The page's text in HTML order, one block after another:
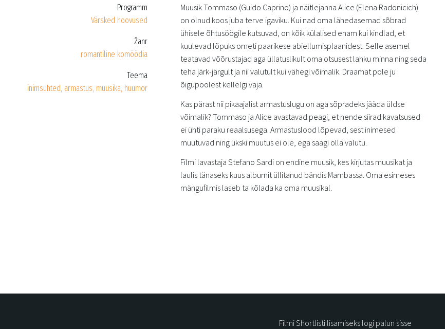
Programm
Värsked hoovused
Žanr
romantiline komöödia
Teema
inimsuhted, armastus, muusika, huumor
Muusik Tommaso (Guido Caprino) ja näitlejanna Alice (Elena Radonicich)
on olnud koos juba terve igaviku. Kui nad oma lähedasemad sõbrad
ühisele õhtusöögile kutsuvad, on kõik külalised enam kui kindlad, et
kuulevad lõpuks ometi paarikese abiellumisplaanidest. Selle asemel
teatavad võõrustajad aga üllatuslikult oma otsusest lahku minna ning seda
teha järk-järgult ja nii valutult kui vähegi võimalik. Draamat pole ju
õigupoolest kellelgi vaja.
Kas pärast nii pikaajalist armastuslugu on aga sõpradeks jääda üldse
võimalik? Tommaso ja Alice avastavad peagi, et nende siirad kavatsused
ei ühti paraku reaalsusega. Armastuslood lõpevad, sest inimesed
muutuvad ning ükski muutus ei ole, ega saagi olla valutu.
Filmi lavastaja Stefano Sardi on endine muusik, kes kirjutas muusikat ja
laulis tänaseks kuus albumit üllitanud bändis Mambassa. Oma esimeses
mängufilmis laseb ta kõlada ka oma muusikal.
Filmi Shortlisti lisamiseks logi palun sisse